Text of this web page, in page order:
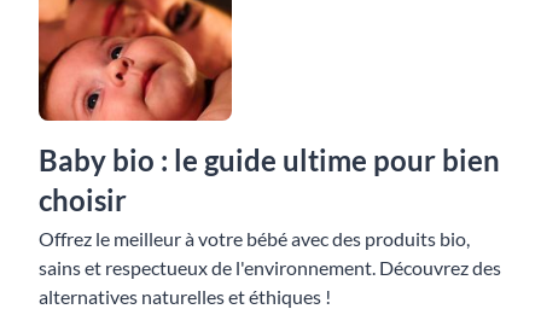
Baby bio : le guide ultime pour bien
choisir
Offrez le meilleur à votre bébé avec des produits bio,
sains et respectueux de l'environnement. Découvrez des
alternatives naturelles et éthiques !